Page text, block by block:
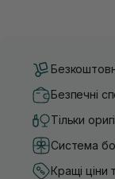
Безпечні
Тільки
Система
Кращі ціни